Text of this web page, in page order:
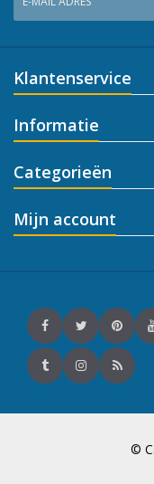
Klantenservice
Informatie
Categorieën
Mijn account
©